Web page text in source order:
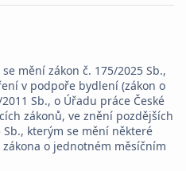
mění zákon č. 175/2025 Sb.,
v podpoře bydlení (zákon o
Sb., o Úřadu práce České
zákonů, ve znění pozdějších
kterým se mění některé
o jednotném měsíčním